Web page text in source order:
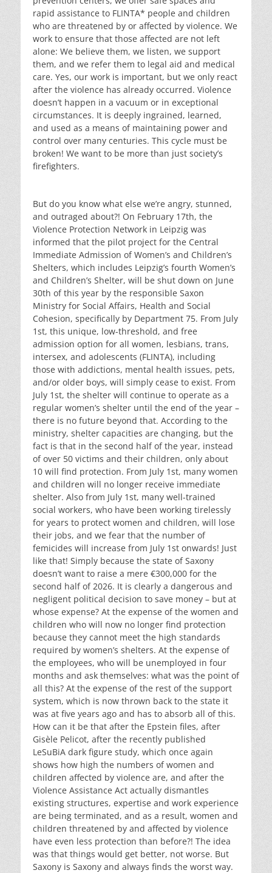
rapid assistance to FLINTA* people and children
who are threatened by or affected by violence. We
work to ensure that those affected are not left
alone: ​​We believe them, we listen, we support
them, and we refer them to legal aid and medical
care. Yes, our work is important, but we only react
after the violence has already occurred. Violence
doesn’t happen in a vacuum or in exceptional
circumstances. It is deeply ingrained, learned,
and used as a means of maintaining power and
control over many centuries. This cycle must be
broken! We want to be more than just society’s
firefighters.
But do you know what else we’re angry, stunned,
and outraged about?! On February 17th, the
Violence Protection Network in Leipzig was
informed that the pilot project for the Central
Immediate Admission of Women’s and Children’s
Shelters, which includes Leipzig’s fourth Women’s
and Children’s Shelter, will be shut down on June
30th of this year by the responsible Saxon
Ministry for Social Affairs, Health and Social
Cohesion, specifically by Department 75. From July
1st, this unique, low-threshold, and free
admission option for all women, lesbians, trans,
intersex, and adolescents (FLINTA), including
those with addictions, mental health issues, pets,
and/or older boys, will simply cease to exist. From
July 1st, the shelter will continue to operate as a
regular women’s shelter until the end of the year –
there is no future beyond that. According to the
ministry, shelter capacities are changing, but the
fact is that in the second half of the year, instead
of over 50 victims and their children, only about
10 will find protection. From July 1st, many women
and children will no longer receive immediate
shelter. Also from July 1st, many well-trained
social workers, who have been working tirelessly
for years to protect women and children, will lose
their jobs, and we fear that the number of
femicides will increase from July 1st onwards! Just
like that! Simply because the state of Saxony
doesn’t want to raise a mere €300,000 for the
second half of 2026. It is clearly a dangerous and
negligent political decision to save money – but at
whose expense? At the expense of the women and
children who will now no longer find protection
because they cannot meet the high standards
required by women’s shelters. At the expense of
the employees, who will be unemployed in four
months and ask themselves: what was the point of
all this? At the expense of the rest of the support
system, which is now thrown back to the state it
was at five years ago and has to absorb all of this.
How can it be that after the Epstein files, after
Gisèle Pelicot, after the recently published
LeSuBiA dark figure study, which once again
shows how high the numbers of women and
children affected by violence are, and after the
Violence Assistance Act actually dismantles
existing structures, expertise and work experience
are being terminated, and as a result, women and
children threatened by and affected by violence
have even less protection than before?! The idea
was that things would get better, not worse. But
Saxony is Saxony and always finds the worst way.